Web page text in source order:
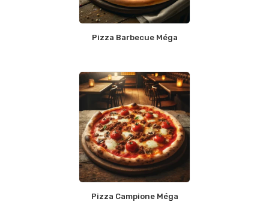
Pizza Barbecue Méga
Pizza Campione Méga